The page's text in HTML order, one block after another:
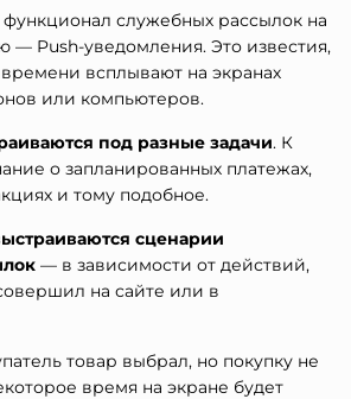
служебных рассылок на
— Push-уведомления. Это известия,
всплывают на экранах
или компьютеров.
под разные задачи. К
о запланированных платежах,
и тому подобное.
сценарии
— в зависимости от действий,
на сайте или в
товар выбрал, но покупку не
время на экране будет